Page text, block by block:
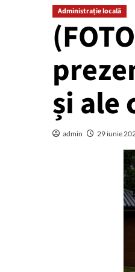
Administrație locală
și ale
admin 29 iunie